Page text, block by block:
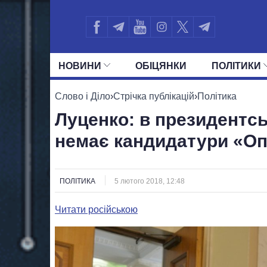
НОВИНИ ОБIЦЯНКИ ПОЛIТИКИ
УСІ ПОЛІТИКИ ПРЕЗИДЕНТ І ОФІС
Слово і Діло›Стрічка публікацій›Політика
Луценко: в
немає кандидатури
ПОЛІТИКА 5 лютого 2018, 12:48
Читати російською